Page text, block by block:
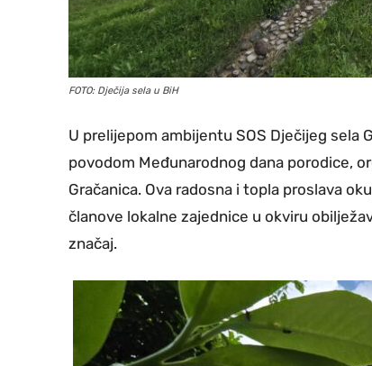
FOTO: Dječija sela u BiH
U prelijepom ambijentu SOS Dječijeg sela
povodom Međunarodnog dana porodice,
Gračanica. Ova radosna i topla proslava
članove lokalne zajednice u okviru
značaj.